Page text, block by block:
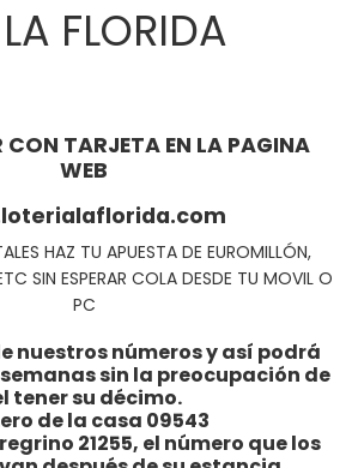
FLORIDA
CON TARJETA EN LA PAGINA
WEB
HAZ TU APUESTA DE EUROMILLÓN,
SIN ESPERAR COLA DESDE TU MOVIL O
PC
nuestros números y así podrá
sin la preocupación de
tener su décimo.
de la casa 09543
21255, el número que los